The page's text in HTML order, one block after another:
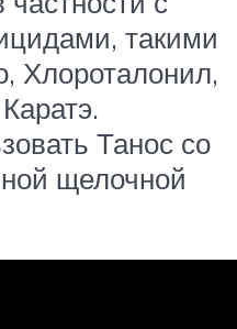
такими
Хлороталонил,
Танос со
щелочной